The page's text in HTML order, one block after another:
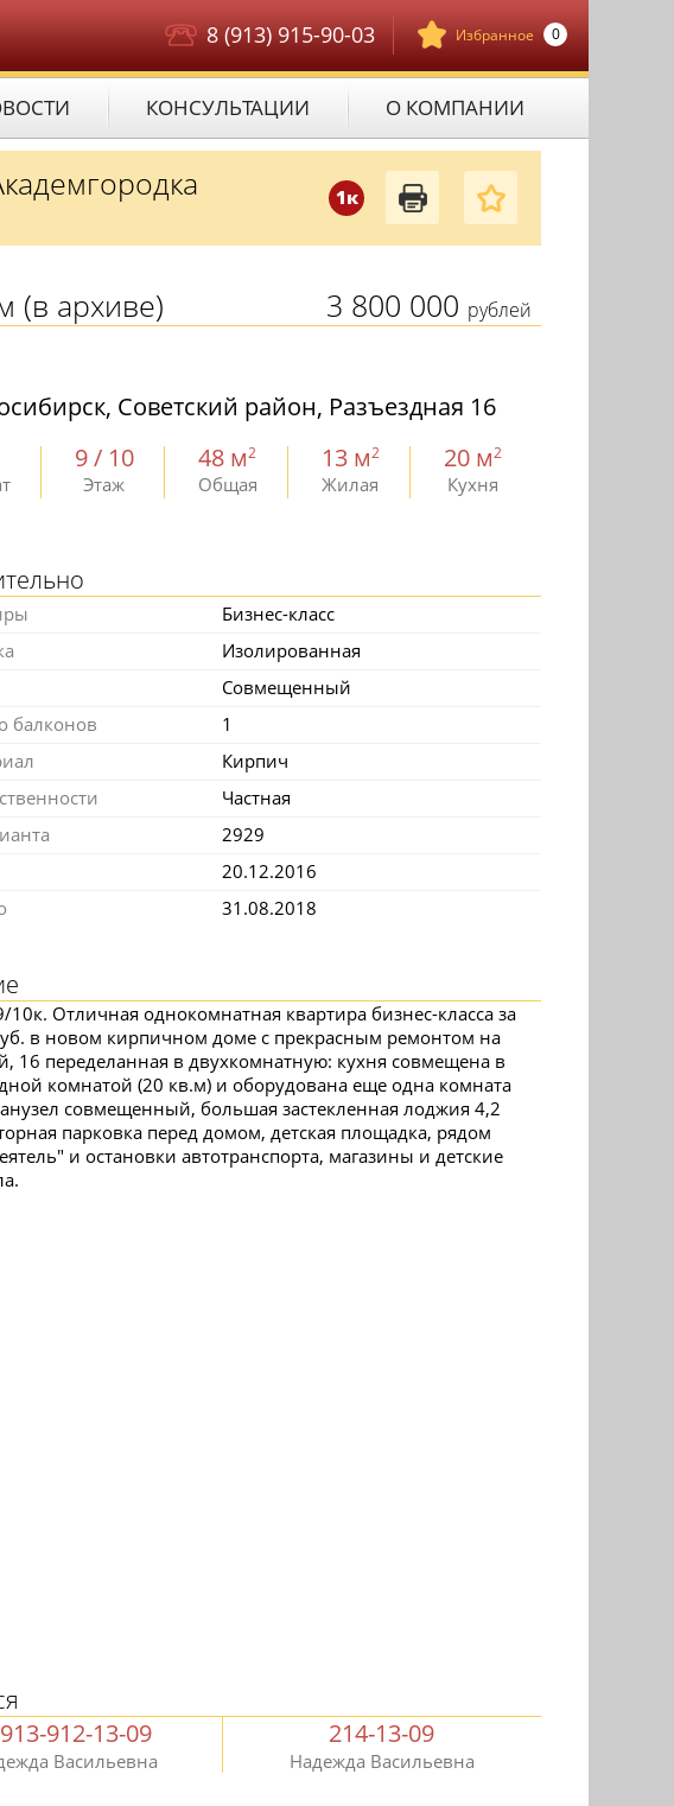
Избранное 0
8 (913) 915-90-03
КОНСУЛЬТАЦИИ О КОМПАНИИ
1к
3 800 000 рублей
(в архиве)
Советский район, Разъездная 16
9 / 10
Этаж
48 м2
Общая
13 м2
Жилая
20 м2
Кухня
Бизнес-класс
Изолированная
Совмещенный
балконов
1
Кирпич
Частная
2929
20.12.2016
31.08.2018
Отличная однокомнатная квартира бизнес-класса за
в новом кирпичном доме с прекрасным ремонтом на
16 переделанная в двухкомнатную: кухня совмещена в
комнатой (20 кв.м) и оборудована еще одна комната
совмещенный, большая застекленная лоджия 4,2
парковка перед домом, детская площадка, рядом
и остановки автотранспорта, магазины и детские
912-13-09
Васильевна
214-13-09
Надежда Васильевна